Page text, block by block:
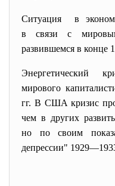
Ситуация в
в связи с
развившемся в конце
Энергетический
мирового
гг. В США кризис
чем в других
но по своим
депрессии"